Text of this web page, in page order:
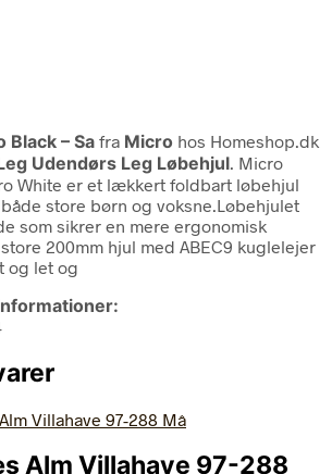
Black – Sa fra Micro hos Homeshop.dk
Udendørs Leg Løbehjul. Micro
White er et lækkert foldbart løbehjul
store børn og voksne.Løbehjulet
som sikrer en mere ergonomisk
200mm hjul med ABEC9 kuglelejer
og let og
Alm Villahave 97-288